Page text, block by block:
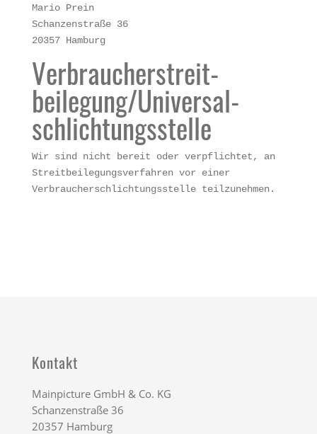
Mario Prein
Schanzenstraße 36
20357 Hamburg
Verbraucher­streit­
beilegung/Universal­
schlichtungs­stelle
Wir sind nicht bereit oder verpflichtet, an
Streitbeilegungsverfahren vor einer
Verbraucherschlichtungsstelle teilzunehmen.
Kontakt
Mainpicture GmbH & Co. KG
Schanzenstraße 36
20357 Hamburg